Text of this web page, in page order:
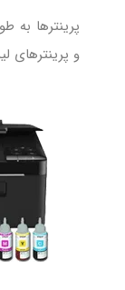
پرینترها به
و پرینترهای